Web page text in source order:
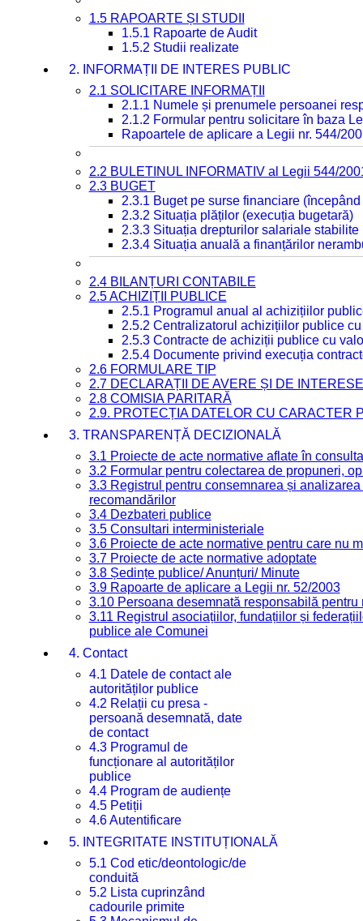
1.5 RAPOARTE ȘI STUDII
1.5.1 Rapoarte de Audit
1.5.2 Studii realizate
2. INFORMAȚII DE INTERES PUBLIC
2.1 SOLICITARE INFORMAȚII
2.1.1 Numele și prenumele persoanei
2.1.2 Formular pentru solicitare în baza
Rapoartele de aplicare a Legii nr. 544/
2.2 BULETINUL INFORMATIV al Legii 544/
2.3 BUGET
2.3.1 Buget pe surse financiare
2.3.2 Situația plăților (execuția bugetară)
2.3.3 Situația drepturilor salariale
2.3.4 Situația anuală a finanțărilor
2.4 BILANȚURI CONTABILE
2.5 ACHIZIȚII PUBLICE
2.5.1 Programul anual al achizițiilor
2.5.2 Centralizatorul achizițiilor publice
2.5.3 Contracte de achiziții publice cu
2.5.4 Documente privind execuția
2.6 FORMULARE TIP
2.7 DECLARAȚII DE AVERE ȘI DE INTERESE
2.8 COMISIA PARITARĂ
2.9. PROTECȚIA DATELOR CU CARACTER
3. TRANSPARENȚĂ DECIZIONALĂ
3.1 Proiecte de acte normative aflate în
3.2 Formular pentru colectarea de propuneri,
3.3 Registrul pentru consemnarea și
recomandărilor
3.4 Dezbateri publice
3.5 Consultari interministeriale
3.6 Proiecte de acte normative pentru care nu
3.7 Proiecte de acte normative adoptate
3.8 Ședințe publice/ Anunțuri/ Minute
3.9 Rapoarte de aplicare a Legii nr. 52/2003
3.10 Persoana desemnată responsabilă
3.11 Registrul asociațiilor, fundațiilor și
publice ale Comunei
4. Contact
4.1 Datele de contact ale
autorităților publice
4.2 Relații cu presa -
persoană desemnată, date
de contact
4.3 Programul de
funcționare al autorităților
publice
4.4 Program de audiențe
4.5 Petiții
4.6 Autentificare
5. INTEGRITATE INSTITUȚIONALĂ
5.1 Cod etic/deontologic/de
conduită
5.2 Lista cuprinzând
cadourile primite